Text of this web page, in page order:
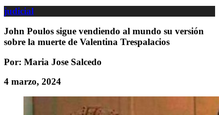
judicial
John Poulos sigue vendiendo al mundo su versión
sobre la muerte de Valentina Trespalacios
Por: Maria Jose Salcedo
4 marzo, 2024